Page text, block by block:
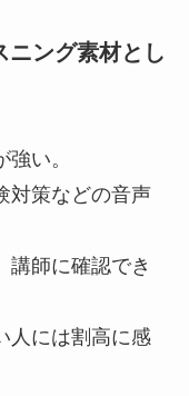
ング素材とし
い。
対策などの音声
講師に確認でき
人には割高に感